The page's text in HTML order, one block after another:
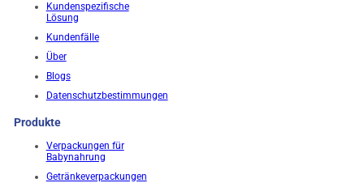
Kundenspezifische
Lösung
Kundenfälle
Über
Blogs
Datenschutzbestimmungen
Produkte
Verpackungen für
Babynahrung
Getränkeverpackungen